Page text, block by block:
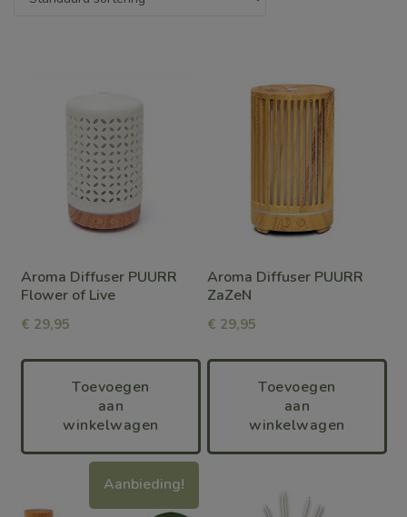
Aroma Diffuser PUURR
Flower of Live
€ 29,95
Toevoegen
aan
winkelwagen
Aroma Diffuser PUURR
ZaZeN
€ 29,95
Toevoegen
aan
winkelwagen
Aanbieding!
product